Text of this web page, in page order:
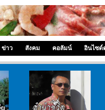
ข่าว สังคม คอลัมน์ อินไซด์